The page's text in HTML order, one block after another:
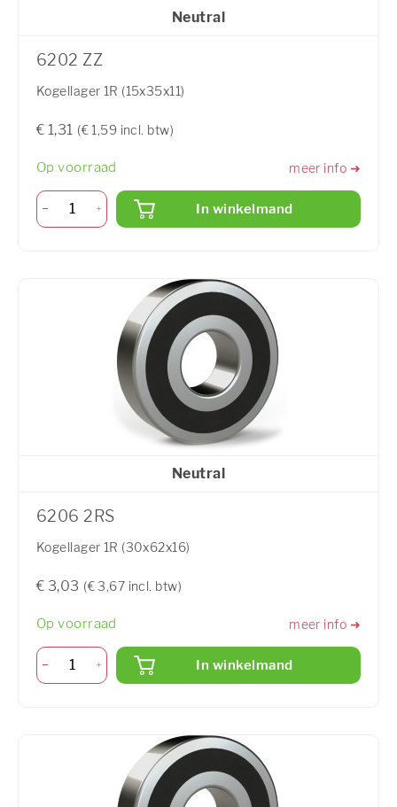
Neutral
6202 ZZ
Kogellager 1R (15x35x11)
€ 1,31 (€ 1,59 incl. btw)
Op voorraad meer info ➜
In winkelmand
Neutral
6206 2RS
Kogellager 1R (30x62x16)
€ 3,03 (€ 3,67 incl. btw)
Op voorraad meer info ➜
In winkelmand